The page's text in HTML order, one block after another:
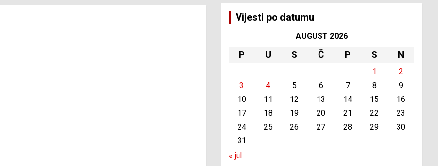
Vijesti po datumu
AUGUST 2026
P U S Č P S N
1
2
3
4 5 6 7 8
9
10
11 12 13 14 15
16
17
18 19 20 21 22
23
24
25 26 27 28 29
30
31
« jul